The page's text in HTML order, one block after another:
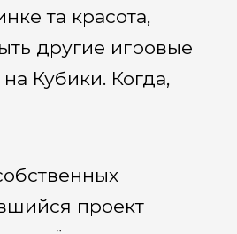
та красота,
другие игровые
Кубики. Когда,
проект